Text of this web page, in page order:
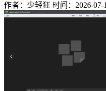
作者：少轻狂 时间：2026-07-